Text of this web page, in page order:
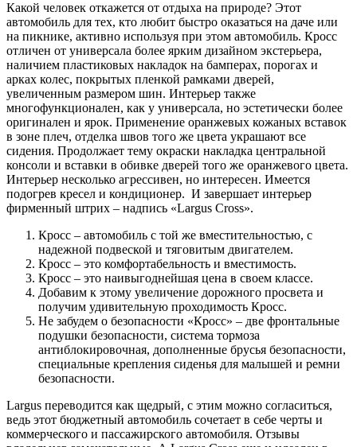
Какой человек откажется от отдыха на природе? Этот
автомобиль для тех, кто любит быстро оказаться на даче или
на пикнике, активно используя при этом автомобиль. Кросс
отличен от универсала более ярким дизайном экстерьера,
наличием пластиковых накладок на бамперах, порогах и
арках колес, покрытых пленкой рамками дверей,
увеличенным размером шин. Интерьер также
многофункционален, как у универсала, но эстетически более
оригинален и ярок. Применение оранжевых кожаных вставок
в зоне плеч, отделка швов того же цвета украшают все
сидения. Продолжает тему окраски накладка центральной
консоли и вставки в обивке дверей того же оранжевого цвета.
Интерьер несколько агрессивен, но интересен. Имеется
подогрев кресел и кондиционер. И завершает интерьер
фирменный штрих – надпись «Largus Cross».
Кросс – автомобиль с той же вместительностью, с
надежной подвеской и тяговитым двигателем.
Кросс – это комфортабельность и вместимость.
Кросс – это наивыгоднейшая цена в своем классе.
Добавим к этому увеличение дорожного просвета и
получим удивительную проходимость Кросс.
Не забудем о безопасности «Кросс» – две фронтальные
подушки безопасности, система тормоза
антиблокировочная, дополненные брусья безопасности,
специальные крепления сиденья для малышей и ремни
безопасности.
Largus переводится как щедрый, с этим можно согласиться,
ведь этот бюджетный автомобиль сочетает в себе черты и
коммерческого и пассажирского автомобиля. Отзывы